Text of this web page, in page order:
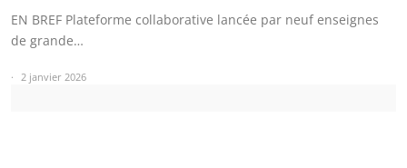
EN BREF Plateforme collaborative lancée par neuf enseignes
de grande…
2 janvier 2026